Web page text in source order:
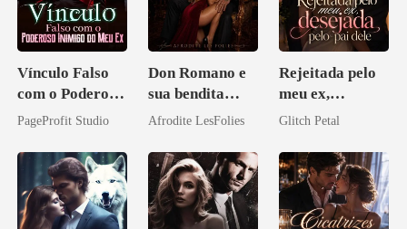
Vínculo Falso
com o Poderoso
Inimigo do Meu
PageProfit Studio
Don Romano e
sua bendita
ruína
Afrodite LesFolies
Rejeitada pelo
meu ex,
desejada pelo
Glitch Petal